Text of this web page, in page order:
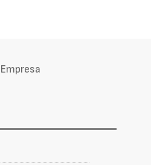
Empresa